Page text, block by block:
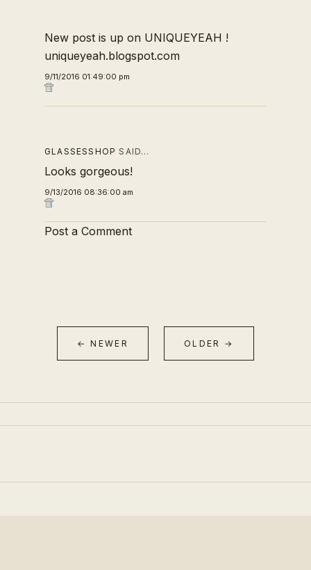
New post is up on UNIQUEYEAH !
uniqueyeah.blogspot.com
9/11/2016 01:49:00 pm
GLASSESSHOP SAID…
Looks gorgeous!
9/13/2016 08:36:00 am
Post a Comment
← NEWER OLDER →